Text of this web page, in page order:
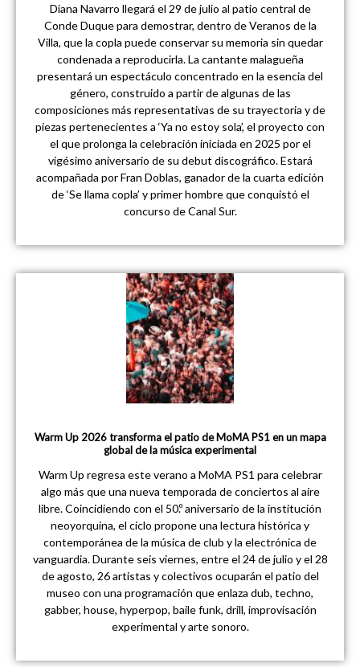
Diana Navarro llegará el 29 de julio al patio central de
Conde Duque para demostrar, dentro de Veranos de la
Villa, que la copla puede conservar su memoria sin quedar
condenada a reproducirla. La cantante malagueña
presentará un espectáculo concentrado en la esencia del
género, construido a partir de algunas de las
composiciones más representativas de su trayectoria y de
piezas pertenecientes a ‘Ya no estoy sola’, el proyecto con
el que prolonga la celebración iniciada en 2025 por el
vigésimo aniversario de su debut discográfico. Estará
acompañada por Fran Doblas, ganador de la cuarta edición
de ‘Se llama copla’ y primer hombre que conquistó el
concurso de Canal Sur.
Warm Up 2026 transforma el patio de MoMA PS1 en un mapa
global de la música experimental
Warm Up regresa este verano a MoMA PS1 para celebrar
algo más que una nueva temporada de conciertos al aire
libre. Coincidiendo con el 50.º aniversario de la institución
neoyorquina, el ciclo propone una lectura histórica y
contemporánea de la música de club y la electrónica de
vanguardia. Durante seis viernes, entre el 24 de julio y el 28
de agosto, 26 artistas y colectivos ocuparán el patio del
museo con una programación que enlaza dub, techno,
gabber, house, hyperpop, baile funk, drill, improvisación
experimental y arte sonoro.